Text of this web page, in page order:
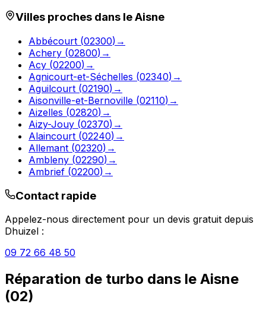
Villes proches dans leAisne
Abbécourt (02300) →
Achery (02800) →
Acy (02200) →
Agnicourt-et-Séchelles (02340) →
Aguilcourt (02190) →
Aisonville-et-Bernoville (02110) →
Aizelles (02820) →
Aizy-Jouy (02370) →
Alaincourt (02240) →
Allemant (02320) →
Ambleny (02290) →
Ambrief (02200) →
Contact rapide
Appelez-nous directement pour un devis gratuit depuis
Dhuizel :
09 72 66 48 50
Réparation de turbo dans le Aisne
(02)